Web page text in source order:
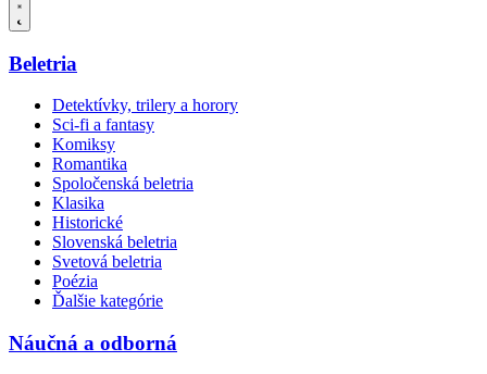
Beletria
Detektívky, trilery a horory
Sci-fi a fantasy
Komiksy
Romantika
Spoločenská beletria
Klasika
Historické
Slovenská beletria
Svetová beletria
Poézia
Ďalšie kategórie
Náučná a odborná